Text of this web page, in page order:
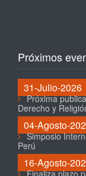
Próximos
31-Julio-2026
Próxima
Derecho y
04-Agosto-
Simposio
Perú
16-Agosto-